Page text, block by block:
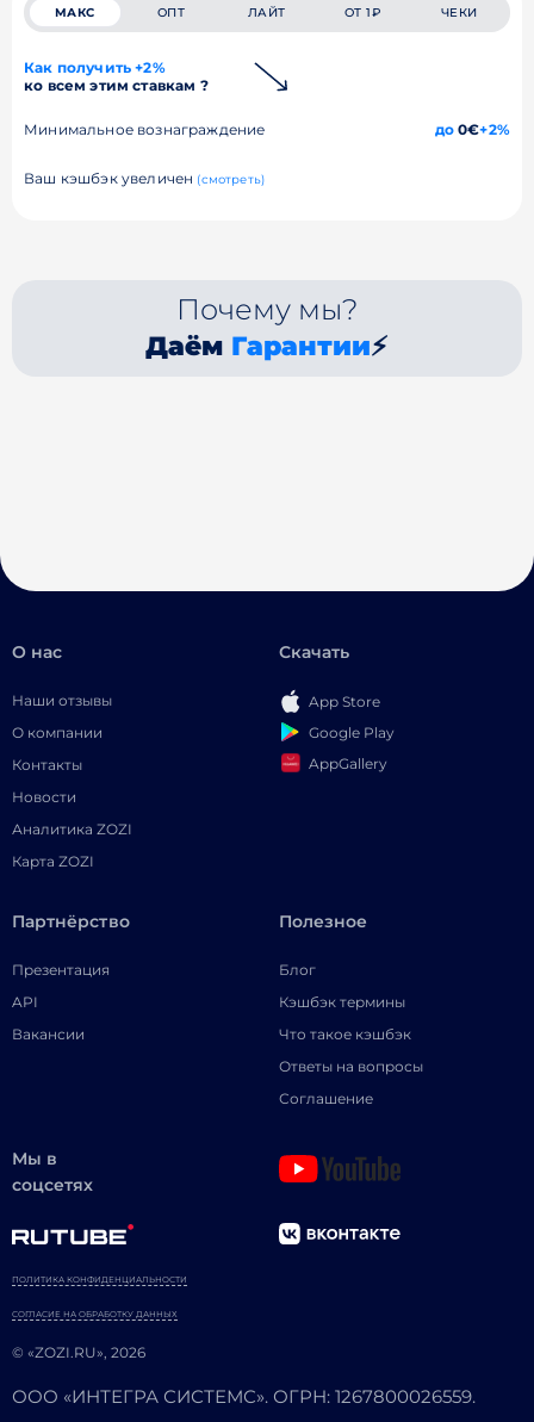
МАКС ОПТ ЛАЙТ ОТ 1₽ ЧЕКИ
Как получить +2%
ко всем этим ставкам ?
Минимальное вознаграждение до0€+2%
Ваш кэшбэк увеличен (смотреть)
Почему мы?
Даём Гарантии⚡
О нас
Наши отзывы
О компании
Контакты
Новости
Аналитика ZOZI
Карта ZOZI
Скачать
App Store
Google Play
AppGallery
Партнёрство
Презентация
API
Вакансии
Полезное
Блог
Кэшбэк термины
Что такое кэшбэк
Ответы на вопросы
Соглашение
Мы в
соцсетях
© «ZOZI.RU», 2026
ПОЛИТИКА КОНФИДЕНЦИАЛЬНОСТИ
СОГЛАСИЕ НА ОБРАБОТКУ ДАННЫХ
ООО «ИНТЕГРА СИСТЕМС». ОГРН: 1267800026559.